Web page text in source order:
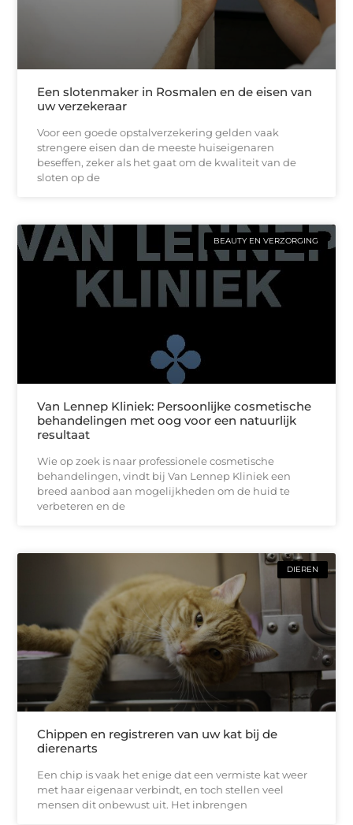
Een slotenmaker in Rosmalen en de eisen van
uw verzekeraar
Voor een goede opstalverzekering gelden vaak
strengere eisen dan de meeste huiseigenaren
beseffen, zeker als het gaat om de kwaliteit van de
sloten op de
BEAUTY EN VERZORGING
Van Lennep Kliniek: Persoonlijke cosmetische
behandelingen met oog voor een natuurlijk
resultaat
Wie op zoek is naar professionele cosmetische
behandelingen, vindt bij Van Lennep Kliniek een
breed aanbod aan mogelijkheden om de huid te
verbeteren en de
DIEREN
Chippen en registreren van uw kat bij de
dierenarts
Een chip is vaak het enige dat een vermiste kat weer
met haar eigenaar verbindt, en toch stellen veel
mensen dit onbewust uit. Het inbrengen